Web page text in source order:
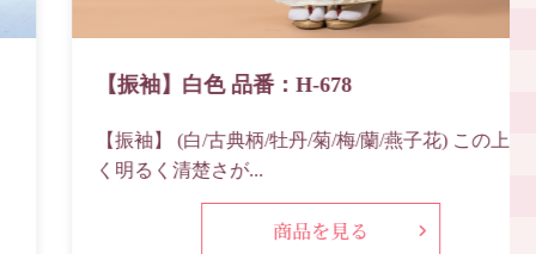
【振袖】白色 品番：H-678
【振袖】 (白/古典柄/牡丹/菊/梅/蘭/燕子花) この上な
く明るく清楚さが...
商品を見る